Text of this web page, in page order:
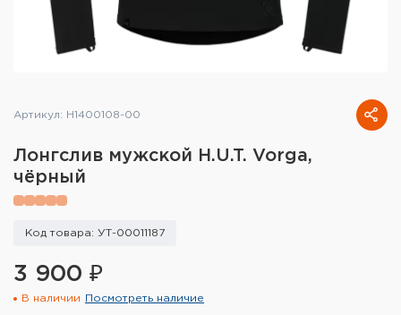
Спортивная стрельба
Пневматика
Инструмент для заточки
снаряжения
Сумки и рюкзаки
Артикул: H1400108-00
Лонгслив мужской H.U.T. Vorga,
чёрный
Код товара: УТ-00011187
3 900 ₽
В наличии Посмотреть наличие